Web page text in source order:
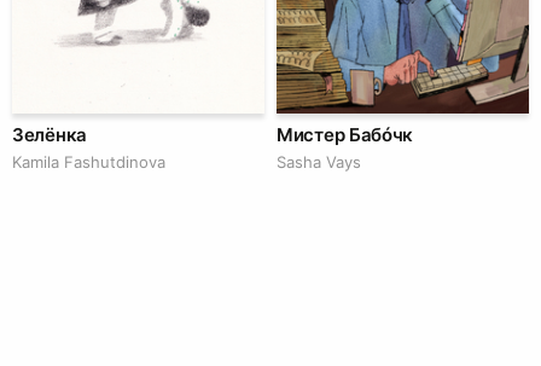
Зелёнка
Kamila Fashutdinova
Мистер Бабóчк
Sasha Vays